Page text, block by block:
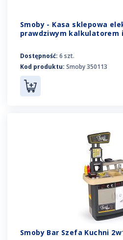
Smoby - Kasa sklepowa
prawdziwym kalkulatorem
Dostępność: 6 szt.
Kod produktu: Smoby 350113
Smoby Bar Szefa Kuchni